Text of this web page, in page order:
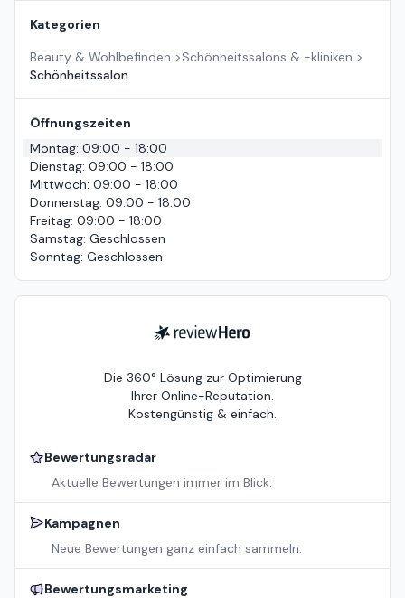
Kategorien
Beauty & Wohlbefinden >Schönheitssalons & -kliniken >
Schönheitssalon
Öffnungszeiten
Montag: 09:00 - 18:00
Dienstag: 09:00 - 18:00
Mittwoch: 09:00 - 18:00
Donnerstag: 09:00 - 18:00
Freitag: 09:00 - 18:00
Samstag: Geschlossen
Sonntag: Geschlossen
ReviewHero
Die 360° Lösung zur Optimierung
Ihrer Online-Reputation.
Kostengünstig & einfach.
Bewertungsradar
Aktuelle Bewertungen immer im Blick.
Kampagnen
Neue Bewertungen ganz einfach sammeln.
Bewertungsmarketing